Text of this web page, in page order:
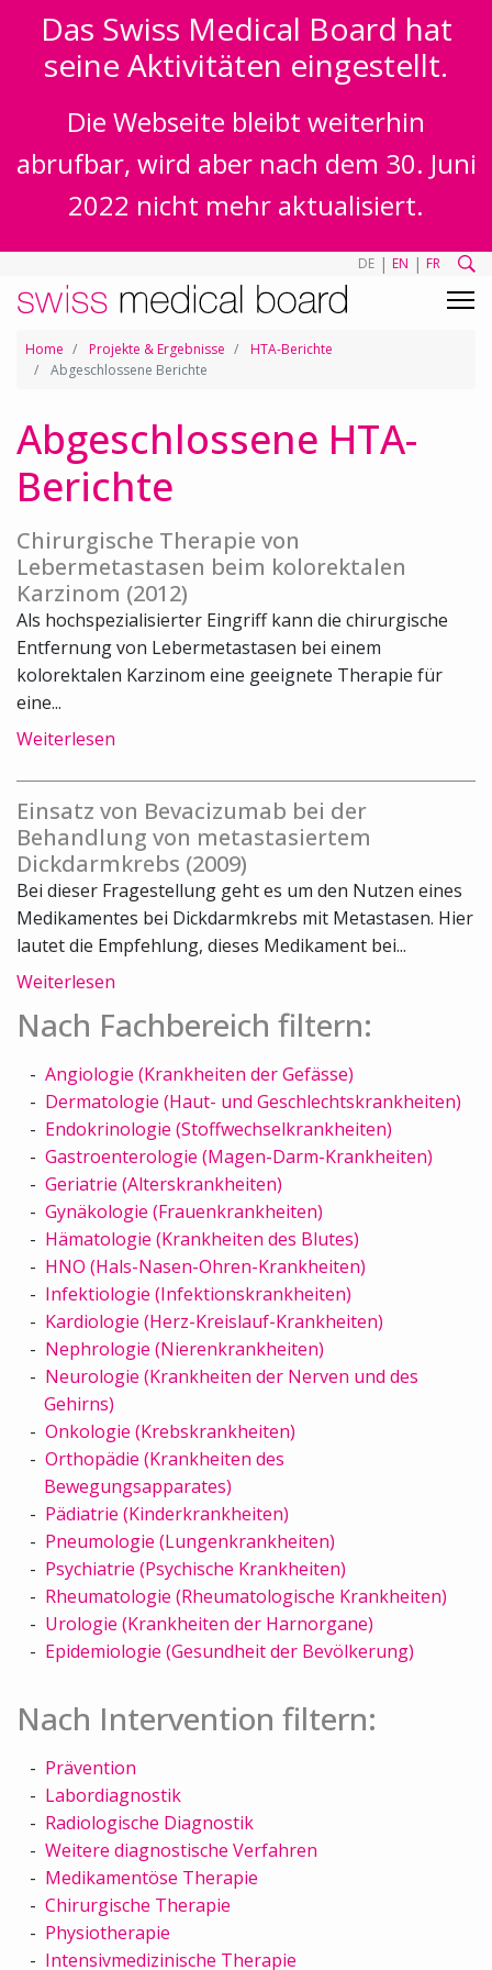
Das Swiss Medical Board hat
seine Aktivitäten eingestellt.
Die Webseite bleibt weiterhin
abrufbar, wird aber nach dem 30. Juni
2022 nicht mehr aktualisiert.
DE | EN | FR
Home Projekte & Ergebnisse
HTA-Berichte
Abgeschlossene Berichte
Abgeschlossene HTA-
Berichte
Chirurgische Therapie von
Lebermetastasen beim kolorektalen
Karzinom (2012)
Als hochspezialisierter Eingriff kann die chirurgische
Entfernung von Lebermetastasen bei einem
kolorektalen Karzinom eine geeignete Therapie für
eine...
Weiterlesen
Einsatz von Bevacizumab bei der
Behandlung von metastasiertem
Dickdarmkrebs (2009)
Bei dieser Fragestellung geht es um den Nutzen eines
Medikamentes bei Dickdarmkrebs mit Metastasen. Hier
lautet die Empfehlung, dieses Medikament bei...
Weiterlesen
Nach Fachbereich filtern:
Angiologie (Krankheiten der Gefässe)
Dermatologie (Haut- und Geschlechtskrankheiten)
Endokrinologie (Stoffwechselkrankheiten)
Gastroenterologie (Magen-Darm-Krankheiten)
Geriatrie (Alterskrankheiten)
Gynäkologie (Frauenkrankheiten)
Hämatologie (Krankheiten des Blutes)
HNO (Hals-Nasen-Ohren-Krankheiten)
Infektiologie (Infektionskrankheiten)
Kardiologie (Herz-Kreislauf-Krankheiten)
Nephrologie (Nierenkrankheiten)
Neurologie (Krankheiten der Nerven und des
Gehirns)
Onkologie (Krebskrankheiten)
Orthopädie (Krankheiten des
Bewegungsapparates)
Pädiatrie (Kinderkrankheiten)
Pneumologie (Lungenkrankheiten)
Psychiatrie (Psychische Krankheiten)
Rheumatologie (Rheumatologische Krankheiten)
Urologie (Krankheiten der Harnorgane)
Epidemiologie (Gesundheit der Bevölkerung)
Nach Intervention filtern:
Prävention
Labordiagnostik
Radiologische Diagnostik
Weitere diagnostische Verfahren
Medikamentöse Therapie
Chirurgische Therapie
Physiotherapie
Intensivmedizinische Therapie